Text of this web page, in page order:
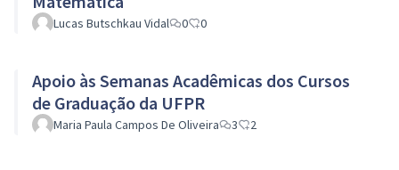
Lucas Butschkau Vidal 0 0
Apoio às Semanas Acadêmicas dos Cursos
de Graduação da UFPR
Maria Paula Campos De Oliveira 3 2